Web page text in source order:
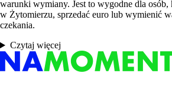
warunki wymiany. Jest to wygodne dla osób,
w Żytomierzu, sprzedać euro lub wymienić
czekania.
Czytaj więcej